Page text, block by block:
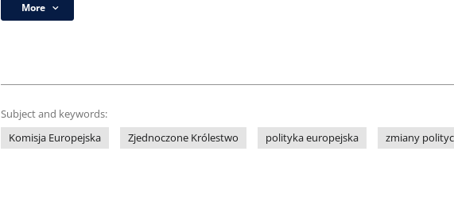
More
Subject and keywords:
Komisja Europejska
Zjednoczone Królestwo polityka europejska zmiany